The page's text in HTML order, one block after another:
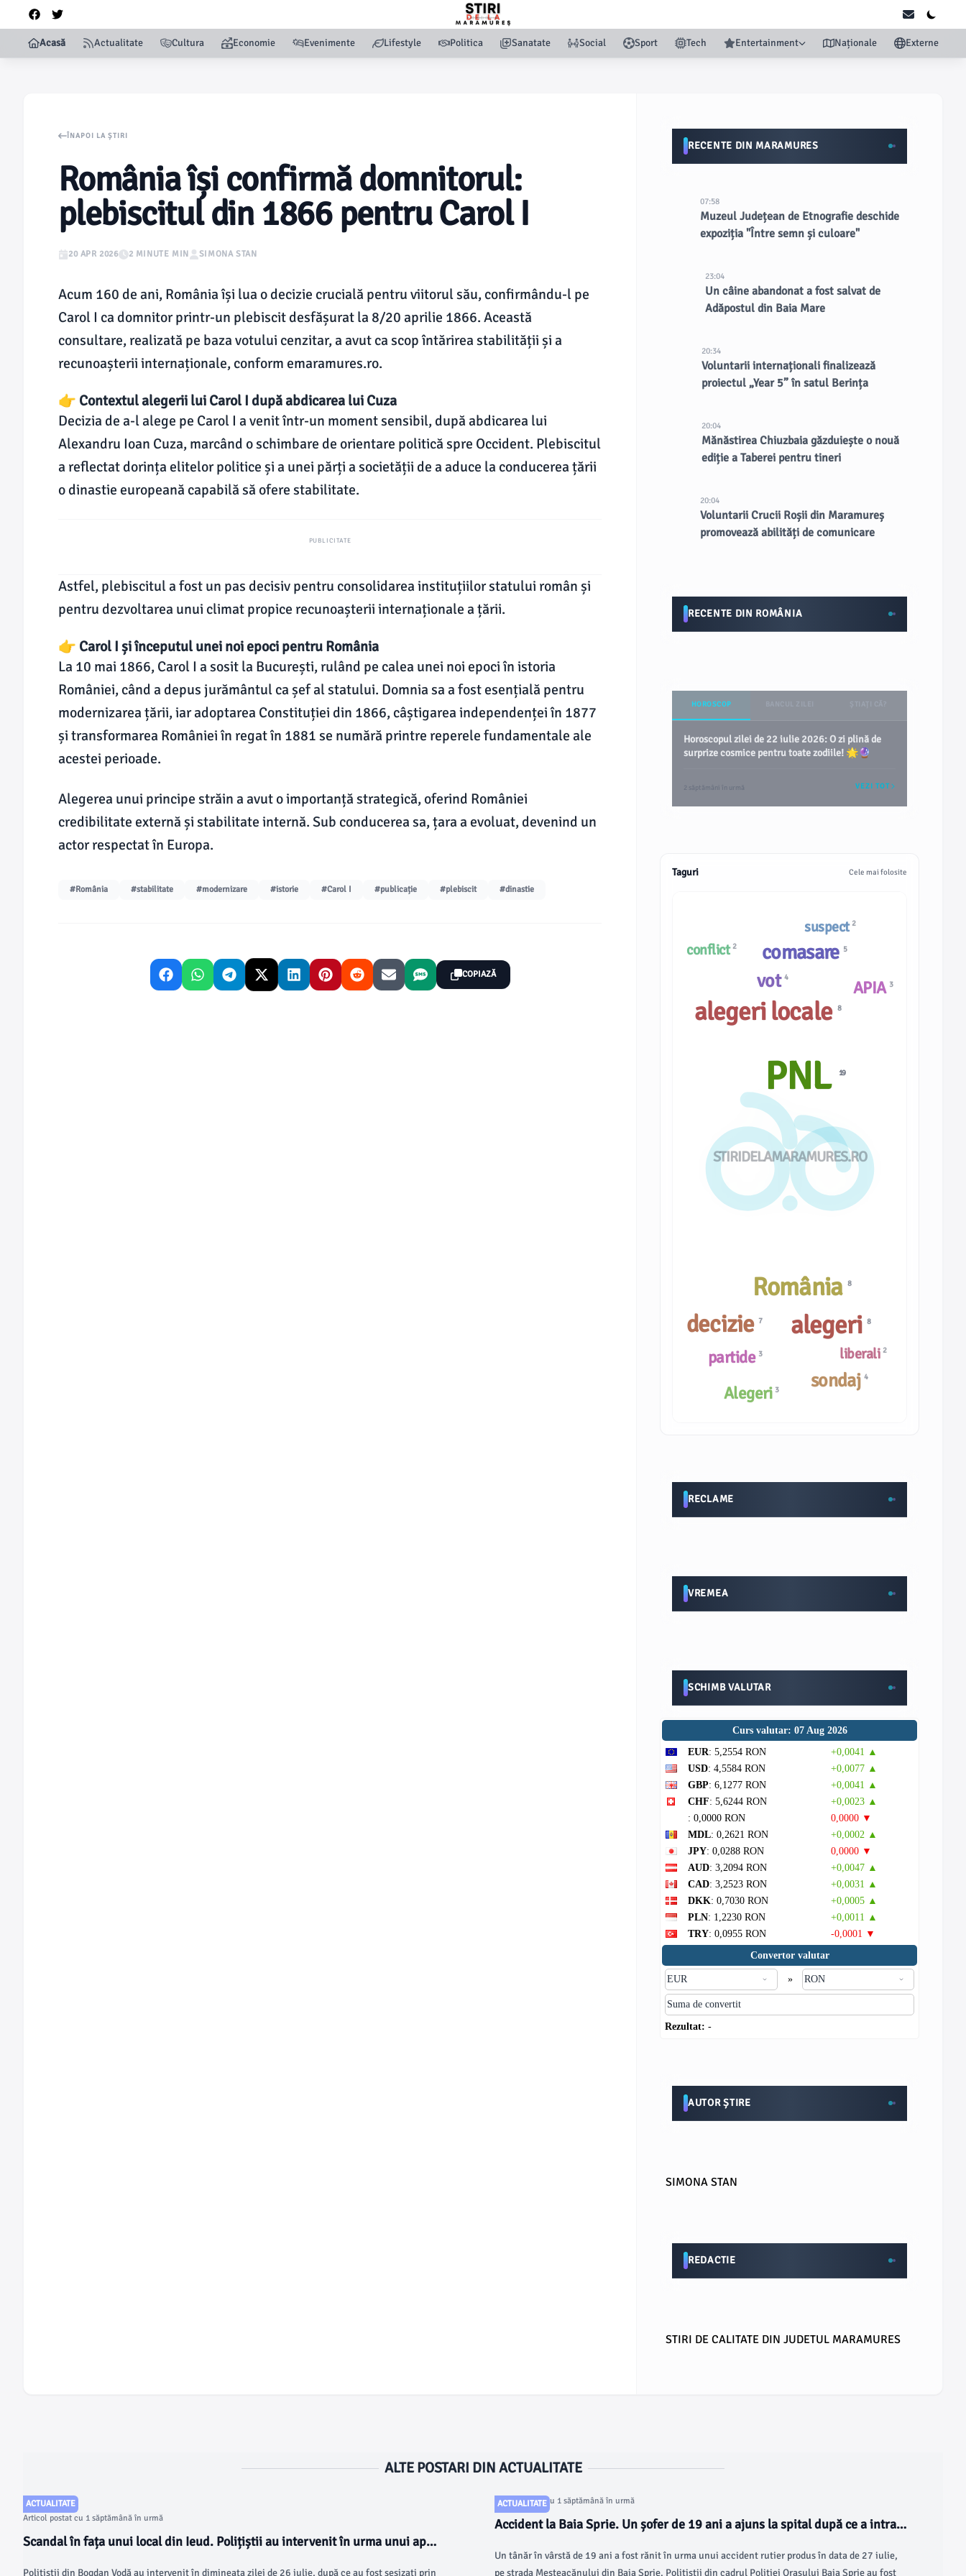
Acasă Actualitate Cultura Economie Evenimente Lifestyle Politica Sanatate Social Sport Tech Entertainment Naționale Externe
ÎNAPOI LA ȘTIRI
România își confirmă domnitorul:
plebiscitul din 1866 pentru Carol I
20 APR 2026 2 MINUTE MIN SIMONA STAN
Acum 160 de ani, România își lua o decizie crucială pentru viitorul său, confirmându-l pe
Carol I ca domnitor printr-un plebiscit desfășurat la 8/20 aprilie 1866. Această
consultare, realizată pe baza votului cenzitar, a avut ca scop întărirea stabilității și a
recunoașterii internaționale, conform emaramures.ro.
👉 Contextul alegerii lui Carol I după abdicarea lui Cuza
Decizia de a-l alege pe Carol I a venit într-un moment sensibil, după abdicarea lui
Alexandru Ioan Cuza, marcând o schimbare de orientare politică spre Occident. Plebiscitul
a reflectat dorința elitelor politice și a unei părți a societății de a aduce la conducerea țării
o dinastie europeană capabilă să ofere stabilitate.
PUBLICITATE
Astfel, plebiscitul a fost un pas decisiv pentru consolidarea instituțiilor statului român și
pentru dezvoltarea unui climat propice recunoașterii internaționale a țării.
👉 Carol I și începutul unei noi epoci pentru România
La 10 mai 1866, Carol I a sosit la București, rulând pe calea unei noi epoci în istoria
României, când a depus jurământul ca șef al statului. Domnia sa a fost esențială pentru
modernizarea țării, iar adoptarea Constituției din 1866, câștigarea independenței în 1877
și transformarea României în regat în 1881 se numără printre reperele fundamentale ale
acestei perioade.
Alegerea unui principe străin a avut o importanță strategică, oferind României
credibilitate externă și stabilitate internă. Sub conducerea sa, țara a evoluat, devenind un
actor respectat în Europa.
#România #stabilitate #modernizare #istorie #Carol I #publicație #plebiscit #dinastie
COPIAZĂ
RECENTE DIN MARAMURES
07:58
Muzeul Județean de Etnografie deschide
expoziția "Între semn și culoare"
23:04
Un câine abandonat a fost salvat de
Adăpostul din Baia Mare
20:34
Voluntarii internaționali finalizează
proiectul „Year 5” în satul Berința
20:04
Mănăstirea Chiuzbaia găzduiește o nouă
ediție a Taberei pentru tineri
20:04
Voluntarii Crucii Roșii din Maramureș
promovează abilități de comunicare
RECENTE DIN ROMÂNIA
HOROSCOP
Horoscopul zilei de 22 iulie 2026: O zi plină de
surprize cosmice pentru toate zodiile! 🌟🔮
2 săptămâni în urmă VEZI TOT
Taguri Cele mai folosite
STIRIDELAMARAMURES.RO
România 8
suspect 2
partide 3 liberali 2
PNL 19
vot4
decizie7
Alegeri 3
conflict 2
APIA 3
sondaj4
alegeri locale 8
comasare 5
alegeri 8
RECLAME
VREMEA
SCHIMB VALUTAR
Curs valutar: 07 Aug 2026
EUR: 5,2554 RON
+0,0041 ▲
USD: 4,5584 RON
+0,0077 ▲
GBP: 6,1277 RON
+0,0041 ▲
CHF: 5,6244 RON
+0,0023 ▲
: 0,0000 RON
0,0000 ▼
MDL: 0,2621 RON
+0,0002 ▲
JPY: 0,0288 RON
0,0000 ▼
AUD: 3,2094 RON
+0,0047 ▲
CAD: 3,2523 RON
+0,0031 ▲
DKK: 0,7030 RON
+0,0005 ▲
PLN: 1,2230 RON
+0,0011 ▲
TRY: 0,0955 RON
-0,0001 ▼
Convertor valutar
»
Rezultat: -
AUTOR ȘTIRE
SIMONA STAN
REDACTIE
STIRI DE CALITATE DIN JUDETUL MARAMURES
ALTE POSTARI DIN ACTUALITATE
ACTUALITATE
Articol postat cu 1 săptămână în urmă
Scandal în fața unui local din Ieud. Polițiștii au intervenit în urma unui apel
Polițiștii din Bogdan Vodă au intervenit în dimineața zilei de 26 iulie, după ce au fost sesizați prin
ACTUALITATE
Articol postat cu 1 săptămână în urmă
Accident la Baia Sprie. Un șofer de 19 ani a ajuns la spital după ce a intrat
Un tânăr în vârstă de 19 ani a fost rănit în urma unui accident rutier produs în data de 27 iulie,
pe strada Mesteacănului din Baia Sprie. Polițiștii din cadrul Poliției Orașului Baia Sprie au fost